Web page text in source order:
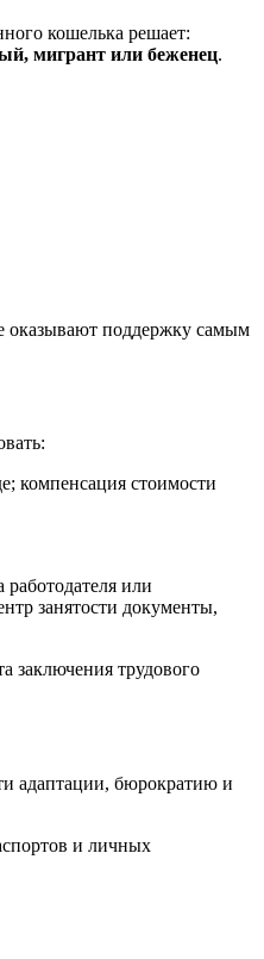
кошелька решает:
мигрант или беженец.
оказывают поддержку самым
компенсация стоимости
или
занятости документы,
заключения трудового
адаптации, бюрократию и
и личных